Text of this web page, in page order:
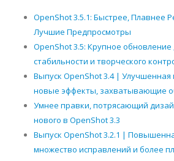
OpenShot 3.5.1: Быстрее, Плавнее
Лучшие Предпросмотры
OpenShot 3.5: Крупное обновление
стабильности и творческого
Выпуск OpenShot 3.4 | Улучшенная
новые эффекты, захватывающие
Умнее правки, потрясающий
нового в OpenShot 3.3
Выпуск OpenShot 3.2.1 |
множество исправлений и более